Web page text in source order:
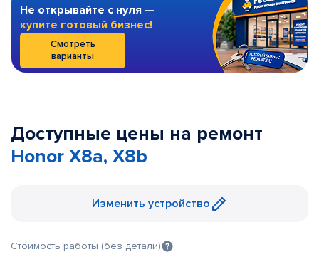
Не открывайте с нуля —
купите готовый бизнес!
Смотреть
варианты
Доступные цены на ремонт
Honor X8a, X8b
Изменить устройство
Стоимость работы (без детали)